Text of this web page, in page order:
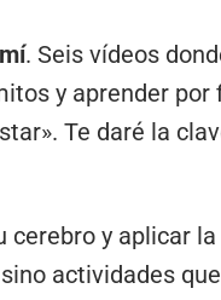
. Seis vídeos
y aprender por
Te daré la
cerebro y aplicar
actividades